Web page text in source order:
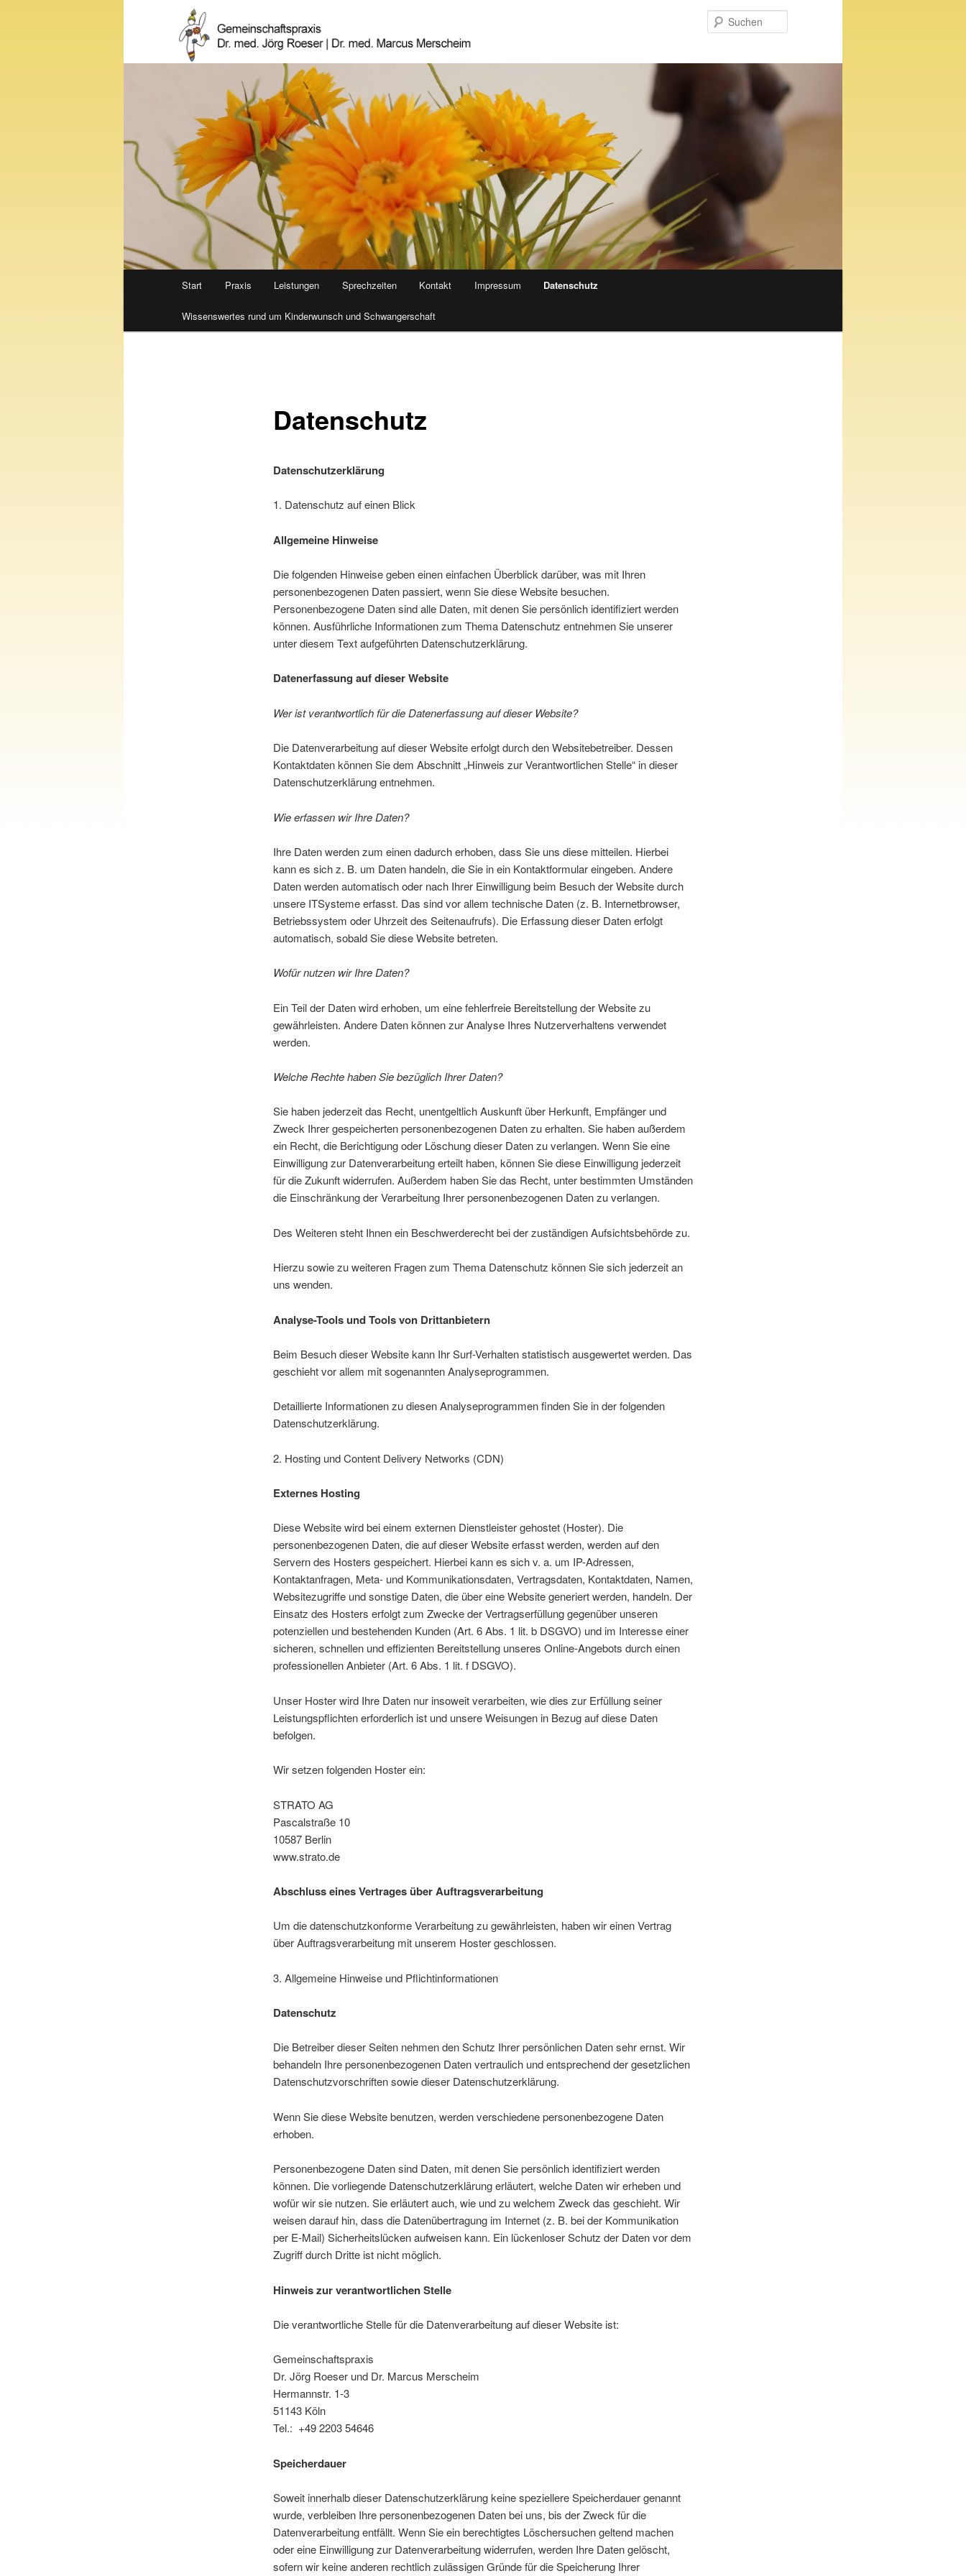
Zum Inhalt wechseln
Start Praxis Leistungen Sprechzeiten Kontakt Impressum Datenschutz
Wissenswertes rund um Kinderwunsch und Schwangerschaft
Datenschutz
Datenschutzerklärung
1. Datenschutz auf einen Blick
Allgemeine Hinweise
Die folgenden Hinweise geben einen einfachen Überblick darüber, was mit Ihren
personenbezogenen Daten passiert, wenn Sie diese Website besuchen.
Personenbezogene Daten sind alle Daten, mit denen Sie persönlich identifiziert werden
können. Ausführliche Informationen zum Thema Datenschutz entnehmen Sie unserer
unter diesem Text aufgeführten Datenschutzerklärung.
Datenerfassung auf dieser Website
Wer ist verantwortlich für die Datenerfassung auf dieser Website?
Die Datenverarbeitung auf dieser Website erfolgt durch den Websitebetreiber. Dessen
Kontaktdaten können Sie dem Abschnitt „Hinweis zur Verantwortlichen Stelle“ in dieser
Datenschutzerklärung entnehmen.
Wie erfassen wir Ihre Daten?
Ihre Daten werden zum einen dadurch erhoben, dass Sie uns diese mitteilen. Hierbei
kann es sich z. B. um Daten handeln, die Sie in ein Kontaktformular eingeben. Andere
Daten werden automatisch oder nach Ihrer Einwilligung beim Besuch der Website durch
unsere ITSysteme erfasst. Das sind vor allem technische Daten (z. B. Internetbrowser,
Betriebssystem oder Uhrzeit des Seitenaufrufs). Die Erfassung dieser Daten erfolgt
automatisch, sobald Sie diese Website betreten.
Wofür nutzen wir Ihre Daten?
Ein Teil der Daten wird erhoben, um eine fehlerfreie Bereitstellung der Website zu
gewährleisten. Andere Daten können zur Analyse Ihres Nutzerverhaltens verwendet
werden.
Welche Rechte haben Sie bezüglich Ihrer Daten?
Sie haben jederzeit das Recht, unentgeltlich Auskunft über Herkunft, Empfänger und
Zweck Ihrer gespeicherten personenbezogenen Daten zu erhalten. Sie haben außerdem
ein Recht, die Berichtigung oder Löschung dieser Daten zu verlangen. Wenn Sie eine
Einwilligung zur Datenverarbeitung erteilt haben, können Sie diese Einwilligung jederzeit
für die Zukunft widerrufen. Außerdem haben Sie das Recht, unter bestimmten Umständen
die Einschränkung der Verarbeitung Ihrer personenbezogenen Daten zu verlangen.
Des Weiteren steht Ihnen ein Beschwerderecht bei der zuständigen Aufsichtsbehörde zu.
Hierzu sowie zu weiteren Fragen zum Thema Datenschutz können Sie sich jederzeit an
uns wenden.
Analyse-Tools und Tools von Drittanbietern
Beim Besuch dieser Website kann Ihr Surf-Verhalten statistisch ausgewertet werden. Das
geschieht vor allem mit sogenannten Analyseprogrammen.
Detaillierte Informationen zu diesen Analyseprogrammen finden Sie in der folgenden
Datenschutzerklärung.
2. Hosting und Content Delivery Networks (CDN)
Externes Hosting
Diese Website wird bei einem externen Dienstleister gehostet (Hoster). Die
personenbezogenen Daten, die auf dieser Website erfasst werden, werden auf den
Servern des Hosters gespeichert. Hierbei kann es sich v. a. um IP-Adressen,
Kontaktanfragen, Meta- und Kommunikationsdaten, Vertragsdaten, Kontaktdaten, Namen,
Websitezugriffe und sonstige Daten, die über eine Website generiert werden, handeln. Der
Einsatz des Hosters erfolgt zum Zwecke der Vertragserfüllung gegenüber unseren
potenziellen und bestehenden Kunden (Art. 6 Abs. 1 lit. b DSGVO) und im Interesse einer
sicheren, schnellen und effizienten Bereitstellung unseres Online-Angebots durch einen
professionellen Anbieter (Art. 6 Abs. 1 lit. f DSGVO).
Unser Hoster wird Ihre Daten nur insoweit verarbeiten, wie dies zur Erfüllung seiner
Leistungspflichten erforderlich ist und unsere Weisungen in Bezug auf diese Daten
befolgen.
Wir setzen folgenden Hoster ein:
STRATO AG
Pascalstraße 10
10587 Berlin
www.strato.de
Abschluss eines Vertrages über Auftragsverarbeitung
Um die datenschutzkonforme Verarbeitung zu gewährleisten, haben wir einen Vertrag
über Auftragsverarbeitung mit unserem Hoster geschlossen.
3. Allgemeine Hinweise und Pflichtinformationen
Datenschutz
Die Betreiber dieser Seiten nehmen den Schutz Ihrer persönlichen Daten sehr ernst. Wir
behandeln Ihre personenbezogenen Daten vertraulich und entsprechend der gesetzlichen
Datenschutzvorschriften sowie dieser Datenschutzerklärung.
Wenn Sie diese Website benutzen, werden verschiedene personenbezogene Daten
erhoben.
Personenbezogene Daten sind Daten, mit denen Sie persönlich identifiziert werden
können. Die vorliegende Datenschutzerklärung erläutert, welche Daten wir erheben und
wofür wir sie nutzen. Sie erläutert auch, wie und zu welchem Zweck das geschieht. Wir
weisen darauf hin, dass die Datenübertragung im Internet (z. B. bei der Kommunikation
per E-Mail) Sicherheitslücken aufweisen kann. Ein lückenloser Schutz der Daten vor dem
Zugriff durch Dritte ist nicht möglich.
Hinweis zur verantwortlichen Stelle
Die verantwortliche Stelle für die Datenverarbeitung auf dieser Website ist:
Gemeinschaftspraxis
Dr. Jörg Roeser und Dr. Marcus Merscheim
Hermannstr. 1-3
51143 Köln
Tel.: +49 2203 54646
Speicherdauer
Soweit innerhalb dieser Datenschutzerklärung keine speziellere Speicherdauer genannt
wurde, verbleiben Ihre personenbezogenen Daten bei uns, bis der Zweck für die
Datenverarbeitung entfällt. Wenn Sie ein berechtigtes Löschersuchen geltend machen
oder eine Einwilligung zur Datenverarbeitung widerrufen, werden Ihre Daten gelöscht,
sofern wir keine anderen rechtlich zulässigen Gründe für die Speicherung Ihrer